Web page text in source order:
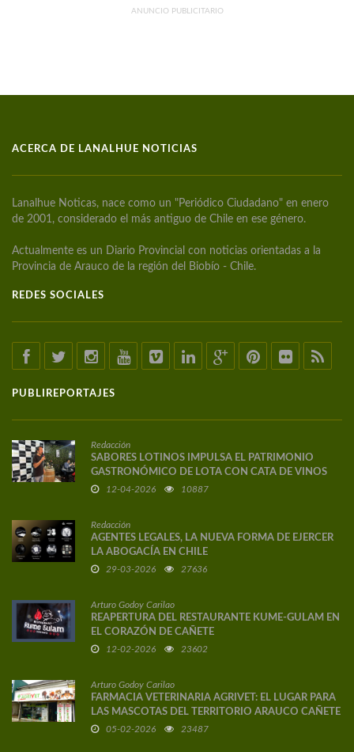
ANUNCIO PUBLICITARIO
ACERCA DE LANALHUE NOTICIAS
Lanalhue Noticas, nace como un "Periódico Ciudadano" en enero
de 2001, considerado el más antiguo de Chile en ese género.
Actualmente es un Diario Provincial con noticias orientadas a la
Provincia de Arauco de la región del Biobío - Chile.
REDES SOCIALES
PUBLIREPORTAJES
Redacción
SABORES LOTINOS IMPULSA EL PATRIMONIO
GASTRONÓMICO DE LOTA CON CATA DE VINOS
DE AUTOR
12-04-2026 10887
Redacción
AGENTES LEGALES, LA NUEVA FORMA DE EJERCER
LA ABOGACÍA EN CHILE
29-03-2026 27636
Arturo Godoy Carilao
REAPERTURA DEL RESTAURANTE KUME-GULAM EN
EL CORAZÓN DE CAÑETE
12-02-2026 23602
Arturo Godoy Carilao
FARMACIA VETERINARIA AGRIVET: EL LUGAR PARA
LAS MASCOTAS DEL TERRITORIO ARAUCO CAÑETE
05-02-2026 23487